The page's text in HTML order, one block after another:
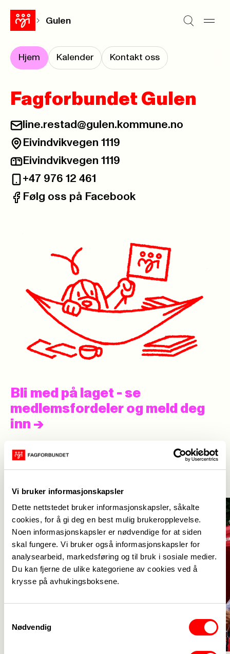
Vi bruker informasjonskapsler
Dette nettstedet bruker informasjonskapsler, såkalte
cookies, for å gi deg en best mulig brukeropplevelse.
Noen informasjonskapsler er nødvendige for at siden
skal fungere. Vi bruker også informasjonskapsler for
analysearbeid, markedsføring og til bruk i sosiale medier.
Du kan fjerne de ulike kategoriene av cookies ved å
krysse på avhukingsboksene.
Nødvendig
Gulen
Hjem Kalender Kontakt oss
Fagforbundet Gulen
E-post:
line.restad@gulen.kommune.no
Besøksadresse:
Eivindvikvegen 1119
Postadresse:
Eivindvikvegen 1119
Telefon:
+47 976 12 461
Facebook:
Følg oss på Facebook
Bli med på laget - se
medlemsfordeler og meld deg
inn ->
Aktuelt
Se alle